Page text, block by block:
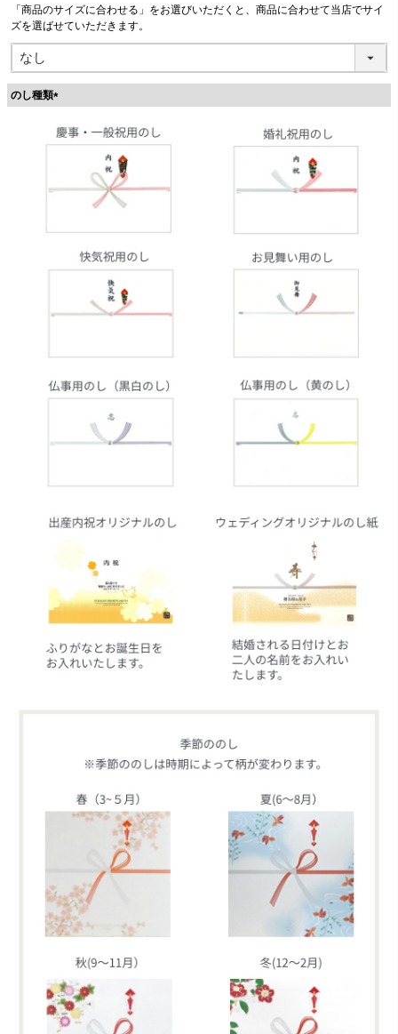
必
須
)
「商品のサイズに合わせる」をお選びいただくと、商品に合わせて当店でサイ
ズを選ばせていただきます。
のし種類
必
須